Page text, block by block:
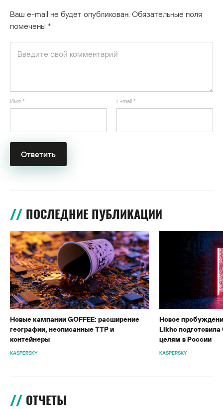
Ваш e-mail не будет опубликован. Обязательные поля
помечены *
Имя * E-mail *
ПОСЛЕДНИЕ ПУБЛИКАЦИИ
Новые кампании GOFFEE: расширение
географии, неописанные TTP и
контейнеры
KASPERSKY
Новое
Likho
целям в России
KASPERSKY
ОТЧЕТЫ